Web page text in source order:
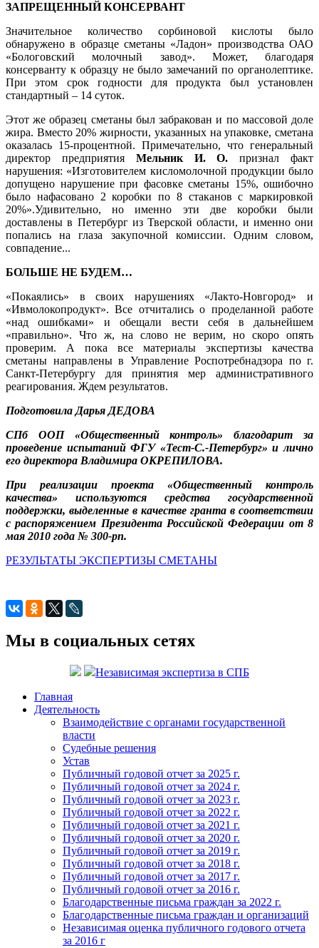
ЗАПРЕЩЕННЫЙ КОНСЕРВАНТ
Значительное количество сорбиновой кислоты было
обнаружено в образце сметаны «Ладон» производства ОАО
«Бологовский молочный завод». Может, благодаря
консерванту к образцу не было замечаний по органолептике.
При этом срок годности для продукта был установлен
стандартный – 14 суток.
Этот же образец сметаны был забракован и по массовой доле
жира. Вместо 20% жирности, указанных на упаковке, сметана
оказалась 15-процентной. Примечательно, что генеральный
директор предприятия Мельник И. О. признал факт
нарушения: «Изготовителем кисломолочной продукции было
допущено нарушение при фасовке сметаны 15%, ошибочно
было нафасовано 2 коробки по 8 стаканов с маркировкой
20%».Удивительно, но именно эти две коробки были
доставлены в Петербург из Тверской области, и именно они
попались на глаза закупочной комиссии. Одним словом,
совпадение...
БОЛЬШЕ НЕ БУДЕМ…
«Покаялись» в своих нарушениях «Лакто-Новгород» и
«Ивмолокопродукт». Все отчитались о проделанной работе
«над ошибками» и обещали вести себя в дальнейшем
«правильно». Что ж, на слово не верим, но скоро опять
проверим. А пока все материалы экспертизы качества
сметаны направлены в Управление Роспотребнадзора по г.
Санкт-Петербургу для принятия мер административного
реагирования. Ждем результатов.
Подготовила Дарья ДЕДОВА
СПб ООП «Общественный контроль» благодарит за
проведение испытаний ФГУ «Тест-С.-Петербург» и лично
его директора Владимира ОКРЕПИЛОВА.
При реализации проекта «Общественный контроль
качества» используются средства государственной
поддержки, выделенные в качестве гранта в соответствии
с распоряжением Президента Российской Федерации от 8
мая 2010 года № 300-рп.
РЕЗУЛЬТАТЫ ЭКСПЕРТИЗЫ СМЕТАНЫ
Мы в социальных сетях
Независимая экспертиза в СПБ
Главная
Деятельность
Взаимодействие с органами государственной
власти
Судебные решения
Устав
Публичный годовой отчет за 2025 г.
Публичный годовой отчет за 2024 г.
Публичный годовой отчет за 2023 г.
Публичный годовой отчет за 2022 г.
Публичный годовой отчет за 2021 г.
Публичный годовой отчет за 2020 г.
Публичный годовой отчет за 2019 г.
Публичный годовой отчет за 2018 г.
Публичный годовой отчет за 2017 г.
Публичный годовой отчет за 2016 г.
Благодарственные письма граждан за 2022 г.
Благодарственные письма граждан и организаций
Независимая оценка публичного годового отчета
за 2016 г